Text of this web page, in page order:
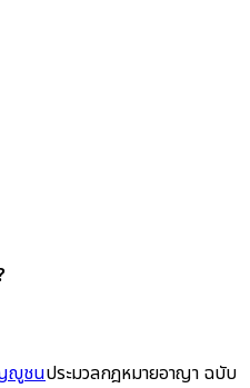
ญูชนประมวลกฎหมายอาญา ฉบับ